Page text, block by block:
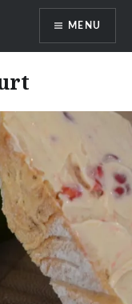
MENU